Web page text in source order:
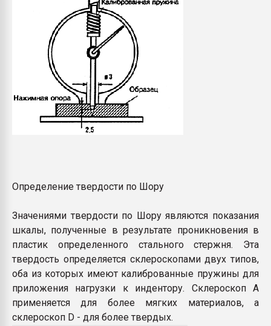
Определение твердости по Шору
Значениями твердости по Шору являются показания
шкалы, полученные в результате проникновения в
пластик определенного стального стержня. Эта
твердость определяется склероскопами двух типов,
оба из которых имеют калиброванные пружины для
приложения нагрузки к индентору. Склероскоп А
применяется для более мягких материалов, а
склероскоп D - для более твердых.